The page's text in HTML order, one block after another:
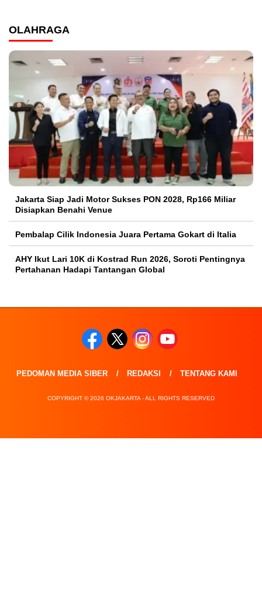
OLAHRAGA
Jakarta Siap Jadi Motor Sukses PON 2028, Rp166 Miliar
Disiapkan Benahi Venue
Pembalap Cilik Indonesia Juara Pertama Gokart di Italia
AHY Ikut Lari 10K di Kostrad Run 2026, Soroti Pentingnya
Pertahanan Hadapi Tantangan Global
PEDOMAN MEDIA SIBER REDAKSI TENTANG KAMI
COPYRIGHT © 2026 OKJAKARTA - ALL RIGHTS RESERVED